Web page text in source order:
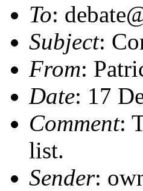
To:
Subject:
From:
Date: 17
Comment:
list.
Sender: